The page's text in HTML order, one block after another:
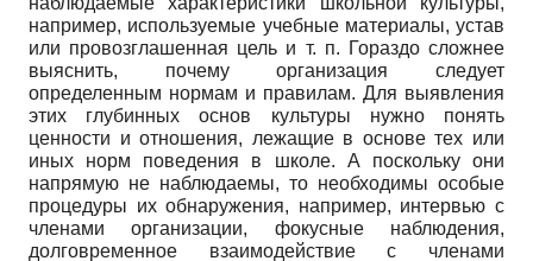
например, используемые учебные материалы, устав
или провозглашенная цель и т. п. Гораздо сложнее
выяснить, почему организация следует
определенным нормам и правилам. Для выявления
этих глубинных основ культуры нужно понять
ценности и отношения, лежащие в основе тех или
иных норм поведения в школе. А поскольку они
напрямую не наблюдаемы, то необходимы особые
процедуры их обнаружения, например, интервью с
членами организации, фокусные наблюдения,
долговременное взаимодействие с членами